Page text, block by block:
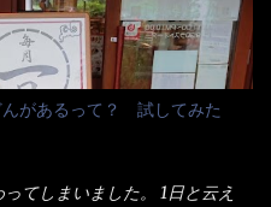
んがあるって？ 試してみた
てしまいました。 1日と云え